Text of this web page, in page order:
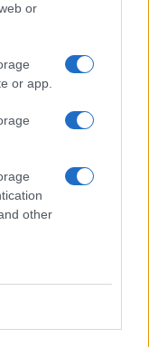
or
or app.
other